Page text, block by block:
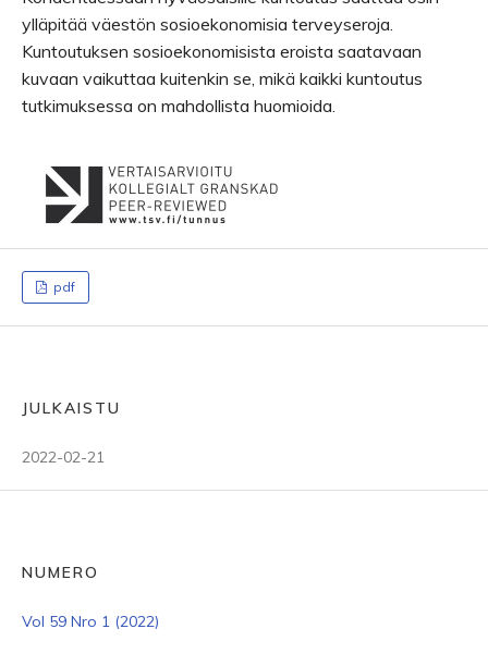
ylläpitää väestön sosioekonomisia terveyseroja.
Kuntoutuksen sosioekonomisista eroista saatavaan
kuvaan vaikuttaa kuitenkin se, mikä kaikki kuntoutus
tutkimuksessa on mahdollista huomioida.
pdf
JULKAISTU
2022-02-21
NUMERO
Vol 59 Nro 1 (2022)